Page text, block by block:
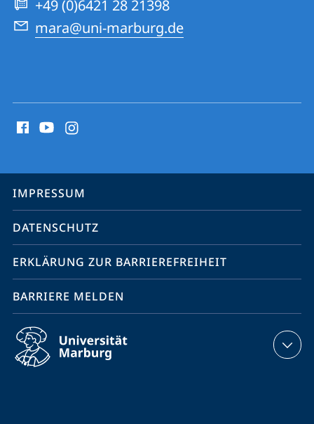
+49 (0)6421 28 21398
mara@uni-marburg.de
Media
Service-
Navigation
IMPRESSUM
DATENSCHUTZ
ERKLÄRUNG ZUR BARRIEREFREIHEIT
BARRIERE MELDEN